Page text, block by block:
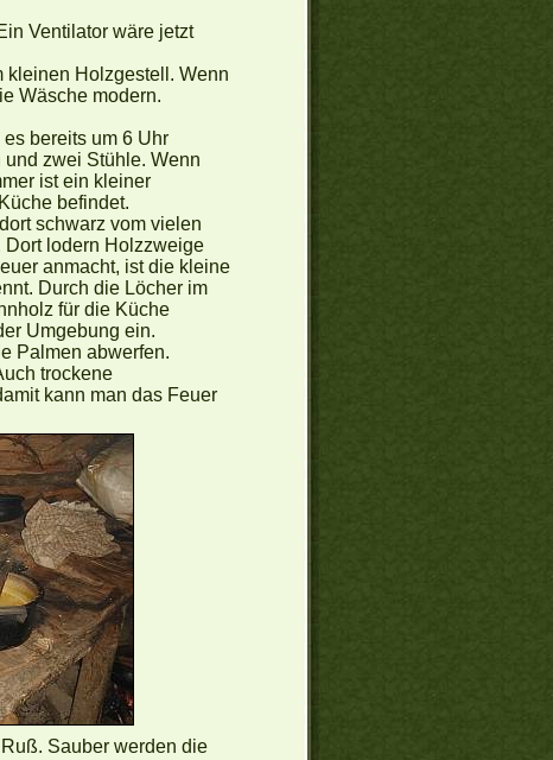
Ventilator wäre jetzt
kleinen Holzgestell. Wenn
Wäsche modern.
bereits um 6 Uhr
zwei Stühle. Wenn
ist ein kleiner
befindet.
schwarz vom vielen
Dort lodern Holzzweige
anmacht, ist die kleine
Durch die Löcher im
für die Küche
Umgebung ein.
Palmen abwerfen.
trockene
kann man das Feuer
Sauber werden die